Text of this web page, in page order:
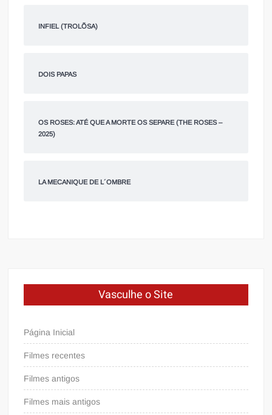
INFIEL (TROLÕSA)
DOIS PAPAS
OS ROSES: ATÉ QUE A MORTE OS SEPARE (THE ROSES –
2025)
LA MECANIQUE DE L´OMBRE
Vasculhe o Site
Página Inicial
Filmes recentes
Filmes antigos
Filmes mais antigos